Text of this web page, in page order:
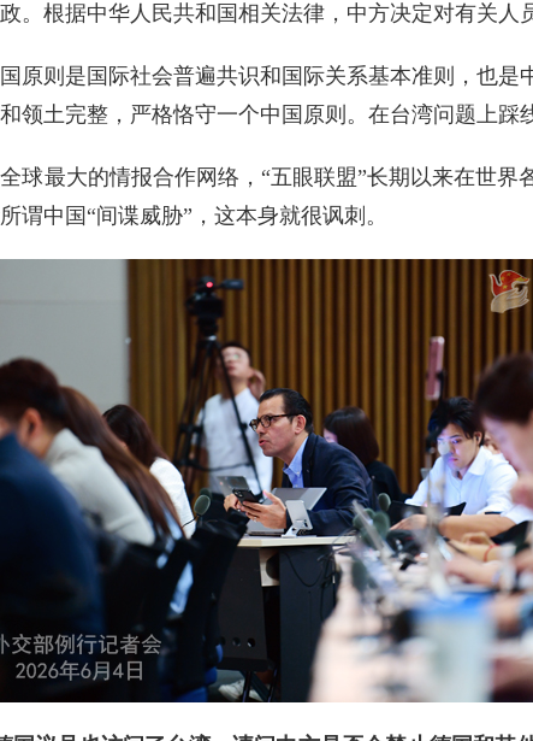
。根据中华人民共和国相关法律，中方决定对有关人
原则是国际社会普遍共识和国际关系基本准则，也是
领土完整，严格恪守一个中国原则。在台湾问题上踩
球最大的情报合作网络，“五眼联盟”长期以来在世界
谓中国“间谍威胁”，这本身就很讽刺。